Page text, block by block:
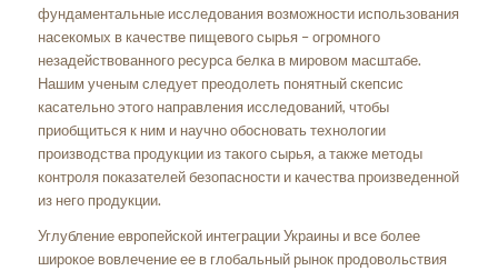
фундаментальные исследования возможности использования
насекомых в качестве пищевого сырья – огромного
незадействованного ресурса белка в мировом масштабе.
Нашим ученым следует преодолеть понятный скепсис
касательно этого направления исследований, чтобы
приобщиться к ним и научно обосновать технологии
производства продукции из такого сырья, а также методы
контроля показателей безопасности и качества произведенной
из него продукции.
Углубление европейской интеграции Украины и все более
широкое вовлечение ее в глобальный рынок продовольствия